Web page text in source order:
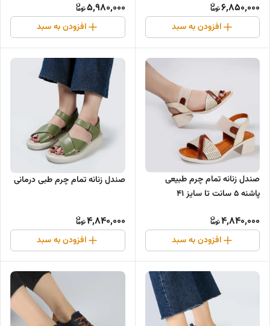
6,850,000
افزودن به سبد
5,980,000
افزودن به سبد
صندل زنانه تمام چرم طبیعی
پاشنه ۵ سانت تا سایز ۴۱
4,840,000
افزودن به سبد
صندل زنانه تمام چرم طبی درمانی
4,840,000
افزودن به سبد